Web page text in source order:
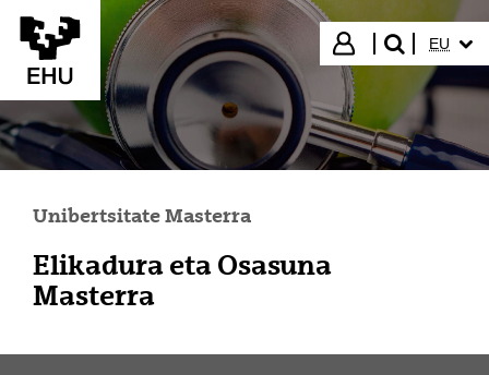
Eduki nagusira joan
Hasi saioa
bilatu"
EU
Unibertsitate Masterra
Elikadura eta Osasuna
Masterra